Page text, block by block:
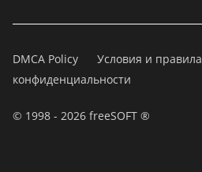
DMCA Policy Условия и правила
конфиденциальности
© 1998 - 2026 freeSOFT ®